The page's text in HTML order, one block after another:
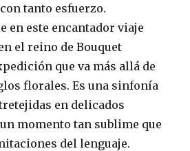
tanto esfuerzo.
en este encantador viaje
el reino de Bouquet
que va más allá de
florales. Es una sinfonía
en delicados
momento tan sublime que
del lenguaje.